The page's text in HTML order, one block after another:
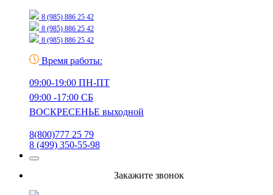
8 (985) 886 25 42
8 (985) 886 25 42
8 (985) 886 25 42
Время работы:
09:00-19:00 ПН-ПТ
09:00 -17:00 СБ
ВОСКРЕСЕНЬЕ выходной
8(800)777 25 79
8 (499) 350-55-98
Закажите звонок